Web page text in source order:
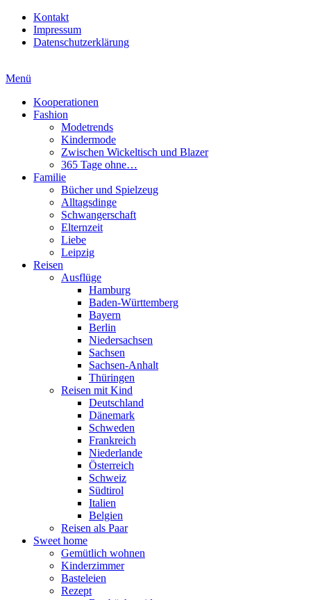
Kontakt
Impressum
Datenschutzerklärung
Menü
Kooperationen
Fashion
Modetrends
Kindermode
Zwischen Wickeltisch und Blazer
365 Tage ohne…
Familie
Bücher und Spielzeug
Alltagsdinge
Schwangerschaft
Elternzeit
Liebe
Leipzig
Reisen
Ausflüge
Hamburg
Baden-Württemberg
Bayern
Berlin
Niedersachsen
Sachsen
Sachsen-Anhalt
Thüringen
Reisen mit Kind
Deutschland
Dänemark
Schweden
Frankreich
Niederlande
Österreich
Schweiz
Südtirol
Italien
Belgien
Reisen als Paar
Sweet home
Gemütlich wohnen
Kinderzimmer
Basteleien
Rezept